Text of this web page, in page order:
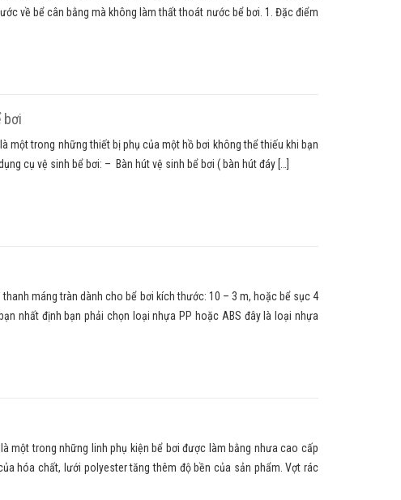
về bể cân bằng mà không làm thất thoát nước bể bơi. 1. Đặc điểm
bơi
một trong những thiết bị phụ của một hồ bơi không thể thiếu khi bạn
cụ vệ sinh bể bơi: – Bàn hút vệ sinh bể bơi ( bàn hút đáy […]
thanh máng tràn dành cho bể bơi kích thước: 10 – 3 m, hoặc bể sục 4
nhất định bạn phải chọn loại nhựa PP hoặc ABS đây là loại nhựa
những linh phụ kiện bể bơi được làm bằng nhưa cao cấp
hóa chất, lưới polyester tăng thêm độ bền của sản phẩm. Vợt rác